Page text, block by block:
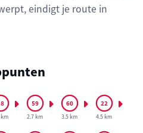
eindigt je route in
km 2.7 km 3.5 km 4.5 km